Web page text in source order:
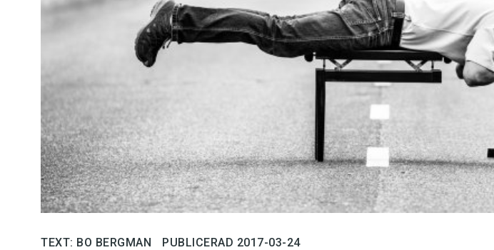
Anmäl till språkpolisen
Föreslå nyord
Annonsera
Prenumerera
Läs Språktidningen digitalt
Press
TEXT: BO BERGMAN PUBLICERAD 2017-03-24